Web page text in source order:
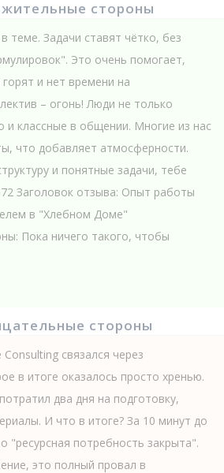
стороны
теме. Задачи ставят чётко, без
Это очень помогает,
и нет времени на
– огонь! Люди не только
и классные в общении. Многие из нас
что добавляет атмосферности.
и понятные задачи, тебе
Заголовок отзыва: Опыт работы
в "Хлебном Доме"
Пока ничего такого, чтобы
стороны
связался через
в итоге оказалось просто хренью.
два дня на подготовку,
И что в итоге? За 10 минут до
"ресурсная потребность закрыта".
это полный провал в